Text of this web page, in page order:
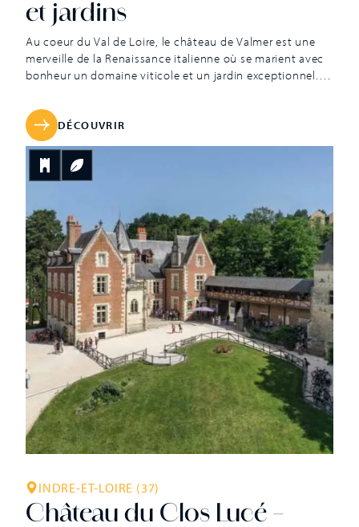
et jardins
Au coeur du Val de Loire, le château de Valmer est une
merveille de la Renaissance italienne où se marient avec
bonheur un domaine viticole et un jardin exceptionnel.
sont dans l’enceinte historique du parc clos de murs. Les
longues caves de tuffeau voient vieillir les grands vins de
ce château à la tradition viticole remontant jusqu’au XVIe
siècle. Jean de Saint Venant est aujourd’hui la cinquième
génération à travailler avec passion les vignes du château
d’exception, des « vins de […]
DÉCOUVRIR
INDRE-ET-LOIRE (37)
Château du Clos Lucé –